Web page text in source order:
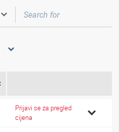
Prijavi se za pregled
cijena